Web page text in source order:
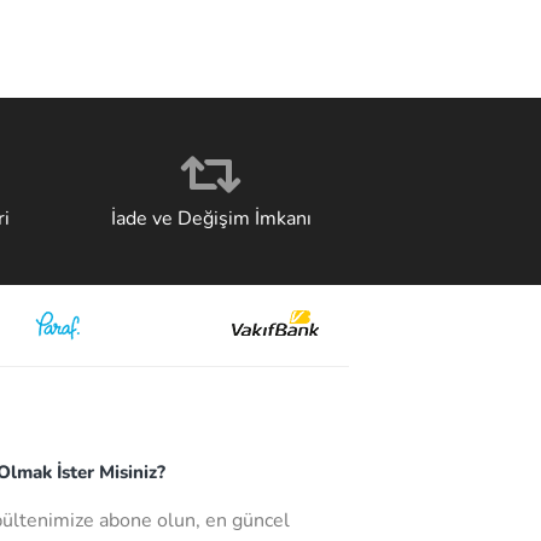
İade ve Değişim İmkanı
İster Misiniz?
abone olun, en güncel